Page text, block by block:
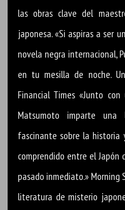
las obras clave del
japonesa. «Si aspiras a ser
novela negra internacional,
en tu mesilla de noche.
Financial Times «Junto
Matsumoto imparte una
fascinante sobre la historia
comprendido entre el Japón
pasado inmediato.» Morning
literatura de misterio